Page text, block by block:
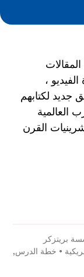
،
جديد لكتابهم
العالمية
القرن
بريتزكر
• خطة الدرس,